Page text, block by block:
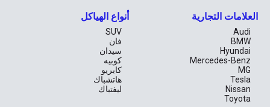
العلامات التجارية
Audi
BMW
Hyundai
Mercedes-Benz
MG
Tesla
Nissan
Toyota
أنواع الهياكل
SUV
فان
سيدان
كوبيه
كابريو
هاتشباك
ليفتباك